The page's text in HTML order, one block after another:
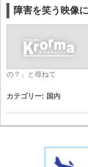
障害を笑う映像
の？」と尋ねて
カテゴリー: 国内